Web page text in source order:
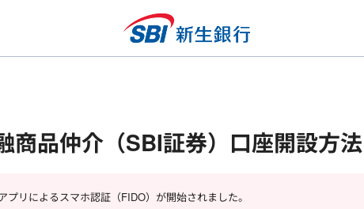
商品仲介（SBI証券）口座開設方法
リによるスマホ認証（FIDO）が開始されました。